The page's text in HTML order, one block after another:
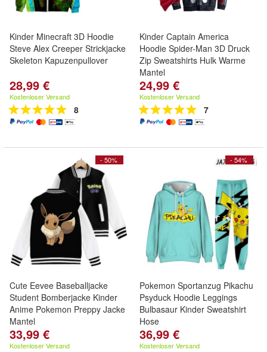
Kinder Minecraft 3D Hoodie
Steve Alex Creeper Strickjacke
Skeleton Kapuzenpullover
28,99 €
Kostenloser Versand
8
Kinder Captain America
Hoodie Spider-Man 3D Druck
Zip Sweatshirts Hulk Warme
Mantel
24,99 €
Kostenloser Versand
7
- 50%
Cute Eevee Baseballjacke
Student Bomberjacke Kinder
Anime Pokemon Preppy Jacke
Mantel
33,99 €
Kostenloser Versand
- 54%
Pokemon Sportanzug Pikachu
Psyduck Hoodie Leggings
Bulbasaur Kinder Sweatshirt
Hose
36,99 €
Kostenloser Versand